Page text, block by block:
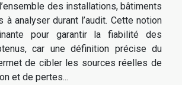
des installations, bâtiments
à analyser durant l’audit. Cette notion
pour garantir la fiabilité des
car une définition précise du
de cibler les sources réelles de
et de pertes...